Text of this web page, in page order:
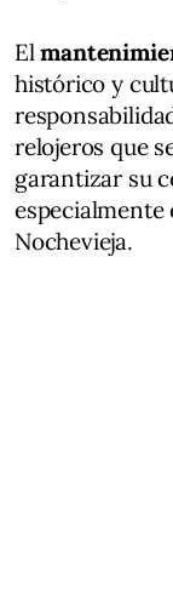
El
histórico y
relojeros que
garantizar su
especialmente
Nochevieja.